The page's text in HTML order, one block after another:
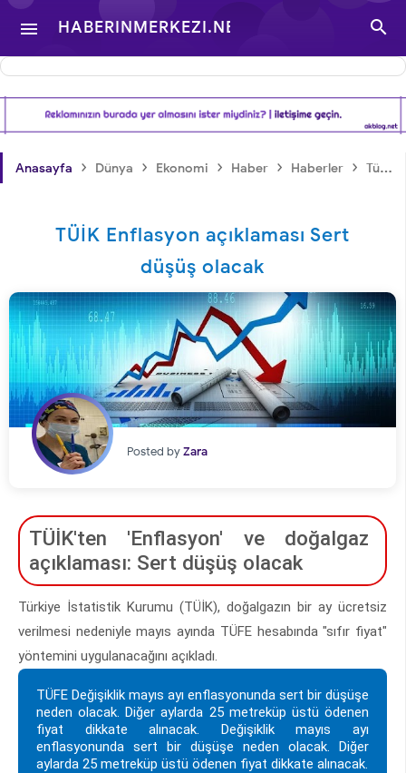
 HABERINMERKEZI.NET
- TÜRKIYE VE DÜNYA
GÜNDEMINDEN

Anasayfa › Dünya › Ekonomi › Haber › Haberler › Türkiye
TÜİK Enflasyon açıklaması Sert
düşüş olacak
Posted byZara
TÜİK'ten 'Enflasyon' ve doğalgaz
açıklaması: Sert düşüş olacak
Türkiye İstatistik Kurumu (TÜİK), doğalgazın bir ay ücretsiz
verilmesi nedeniyle mayıs ayında TÜFE hesabında "sıfır fiyat"
yöntemini uygulanacağını açıkladı.
TÜFE Değişiklik mayıs ayı enflasyonunda sert bir düşüşe
neden olacak. Diğer aylarda 25 metreküp üstü ödenen
fiyat dikkate alınacak. Değişiklik mayıs ayı
enflasyonunda sert bir düşüşe neden olacak. Diğer
aylarda 25 metreküp üstü ödenen fiyat dikkate alınacak.